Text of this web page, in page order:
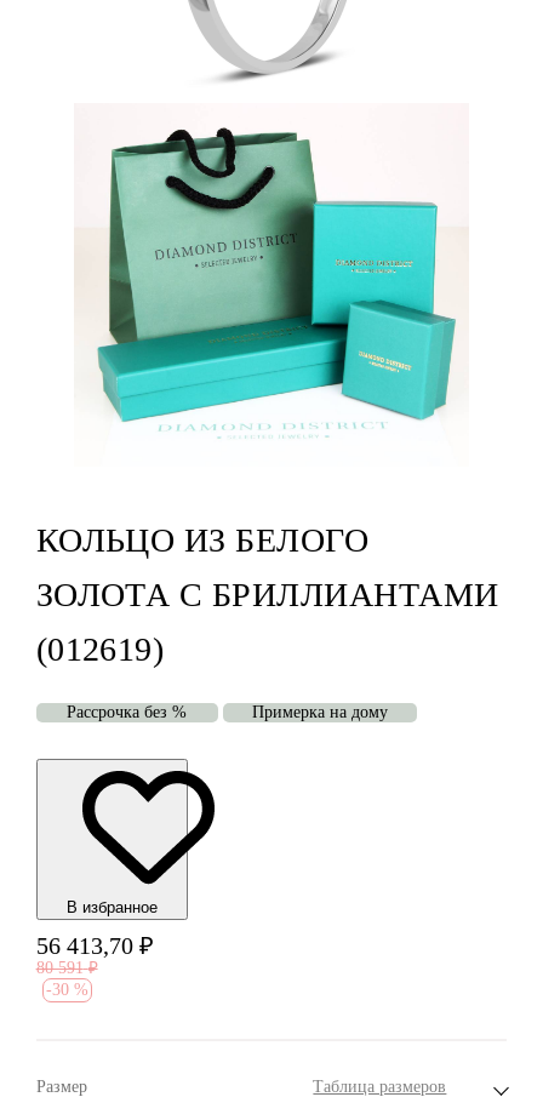
КОЛЬЦО ИЗ БЕЛОГО
ЗОЛОТА С БРИЛЛИАНТАМИ
(012619)
Рассрочка без % Примерка на дому
В избранноe
56 413,70 ₽
80 591 ₽
-30 %
Размер Таблица размеров